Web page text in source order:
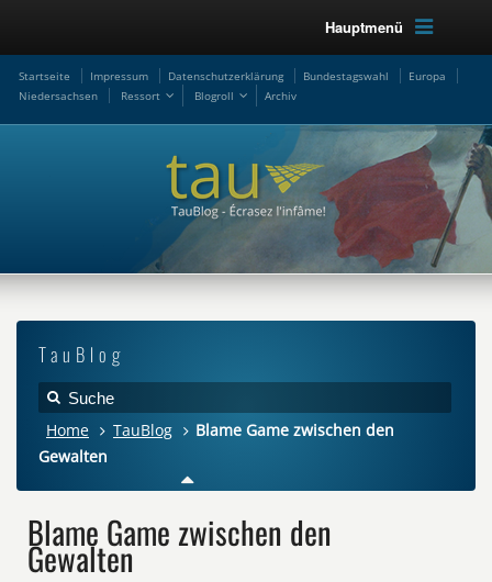
Hauptmenü
Startseite Impressum Datenschutzerklärung Bundestagswahl
Europa
Niedersachsen
Ressort Blogroll Archiv
TauBlog
Home TauBlog
Blame Game zwischen den
Gewalten
Blame Game zwischen den
Gewalten